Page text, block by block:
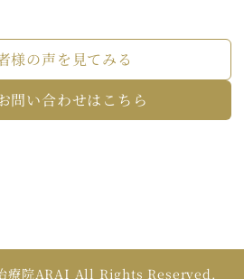
様の声を見てみる
問い合わせはこちら
療院ARAI All Rights Reserved.